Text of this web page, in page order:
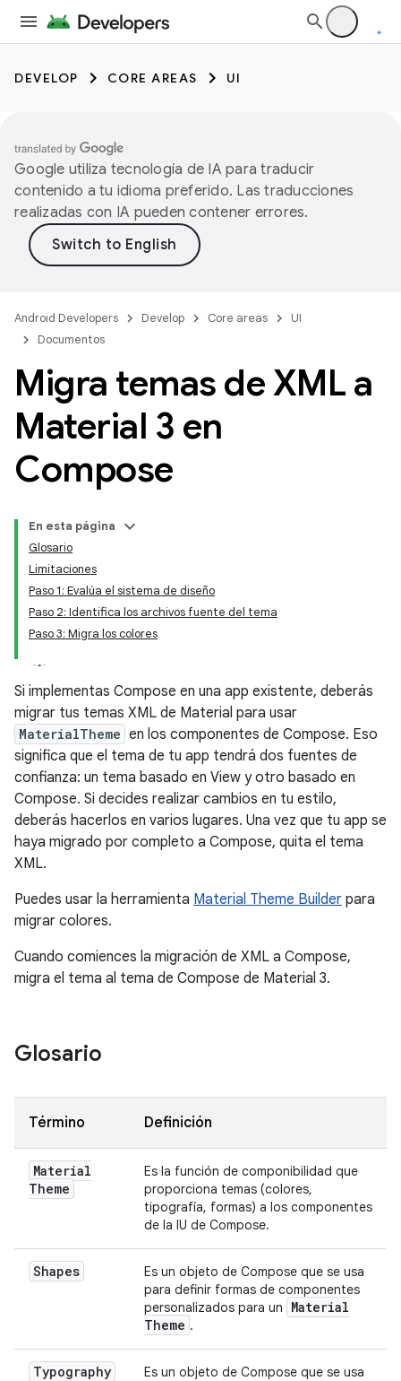
DEVELOP CORE AREAS UI
Google utiliza tecnología de IA para traducir
contenido a tu idioma preferido. Las traducciones
realizadas con IA pueden contener errores.
Android Developers Develop Core areas
UI
Documentos
Migra temas de XML a
Material 3 en
Compose
En esta página
Glosario
Limitaciones
Paso 1: Evalúa el sistema de diseño
Paso 2: Identifica los archivos fuente del tema
Paso 3: Migra los colores
Si implementas Compose en una app existente, deberás
migrar tus temas XML de Material para usar
MaterialTheme en los componentes de Compose. Eso
significa que el tema de tu app tendrá dos fuentes de
confianza: un tema basado en View y otro basado en
Compose. Si decides realizar cambios en tu estilo,
deberás hacerlos en varios lugares. Una vez que tu app se
haya migrado por completo a Compose, quita el tema
XML.
Puedes usar la herramienta Material Theme Builder para
migrar colores.
Cuando comiences la migración de XML a Compose,
migra el tema al tema de Compose de Material 3.
Glosario
Término Definición
Material
Theme
Es la función de componibilidad que
proporciona temas (colores,
tipografía, formas) a los componentes
de la IU de Compose.
Shapes
Es un objeto de Compose que se usa
para definir formas de componentes
personalizados para un
Material
Theme .
Typography
Es un objeto de Compose que se usa